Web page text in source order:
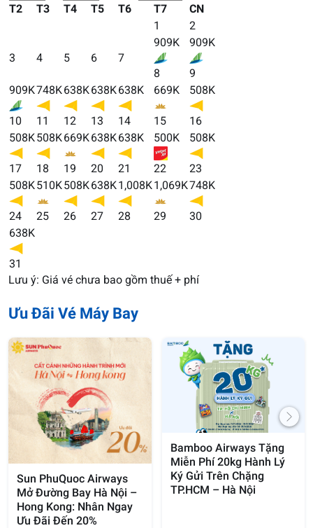
T2
T3 T4 T5 T6 T7
CN
1
2
3 4 5 6 7
909K
8
909K
9
909K
10
748K
11
638K
12
638K
13
638K
14
669K
15
508K
16
508K
17
508K
18
669K
19
638K
20
638K
21
500K
22
508K
23
508K
24
510K
25
508K
26
638K
27
1,008K
28
1,069K
29
748K
30
638K
31
Lưu ý: Giá vé chưa bao gồm thuế + phí
Ưu Đãi Vé Máy Bay
Sun PhuQuoc Airways
Mở Đường Bay Hà Nội –
Hong Kong: Nhân Ngay
Ưu Đãi Đến 20%
Bamboo Airways Tặng
Miễn Phí 20kg Hành Lý
Ký Gửi Trên Chặng
TP.HCM – Hà Nội